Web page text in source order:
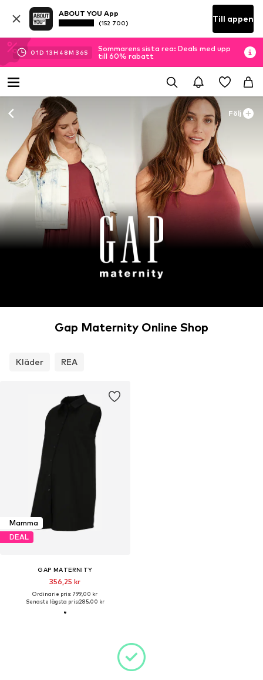
ABOUT YOU App
(152 700) Till appen
01D 13H 48M 36S
Sommarens sista rea: Deals med upp
till 60% rabatt
Följ
Gap Maternity Online Shop
Kläder REA
Mamma
DEAL
GAP MATERNITY
356,25 kr
Ordinarie pris: 799,00 kr
Senaste lägsta pris:285,00 kr